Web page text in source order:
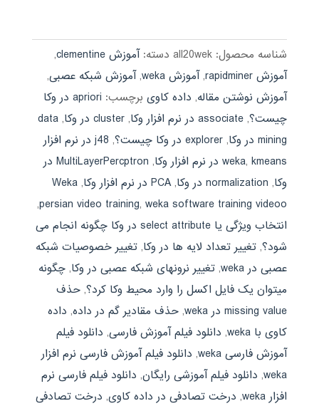
شناسه محصول: all20wek دسته:آموزش clementine
,
آموزش rapidminer
,آموزش weka ,آموزش شبکه عصبی,
آموزش نوشتن مقاله, داده کاوی برچسب:
apriori در وکا
چیست؟, associate در نرم افزار وکا , cluster در وکا ,
data
mining در وکا
, explorer در وکا چیست؟ ,
j48 در نرم افزار
weka,kmeans در نرم افزار وکا ,
MultiLayerPercptron در
وکا, normalization در وکا ,PCA در نرم افزار وکا ,
Weka
persian video training,weka software training videoo
,
انتخاب ویژگی یا select attribute در وکا چگونه انجام می
شود؟, تغییر تعداد لایه ها در وکا, تغییر خصوصیات شبکه
عصبی در weka
, تغییر نرونهای شبکه عصبی در وکا, چگونه
میتوان یک فایل اکسل را وارد محیط وکا کرد؟, حذف
missing value در weka
, حذف مقادیر گم در داده, داده
کاوی با weka
, دانلود فیلم آموزش فارسی, دانلود فیلم
آموزش فارسی weka
, دانلود فیلم آموزش فارسی نرم افزار
weka
, دانلود فیلم آموزشی رایگان, دانلود فیلم فارسی نرم
افزار weka
, درخت تصادفی در داده کاوی, درخت تصادفی